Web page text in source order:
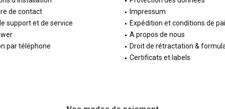
de contact
support et de service
par téléphone
Impressum
Expédition et conditions de
A propos de nous
Droit de rétractation &
Certificats et labels